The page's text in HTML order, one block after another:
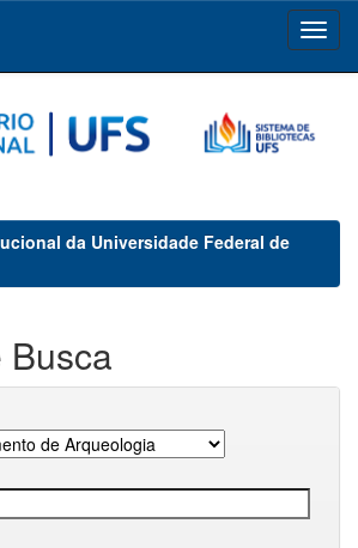
da Universidade Federal de
Busca